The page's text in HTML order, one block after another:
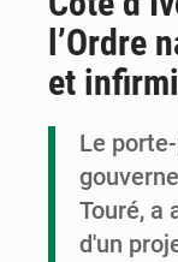
l’Ordre
et
Le
Touré, a
d'un